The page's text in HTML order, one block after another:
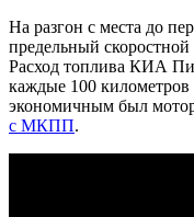
На разгон с места до
предельный
Расход топлива КИА
каждые 100
экономичным был
с МКПП.